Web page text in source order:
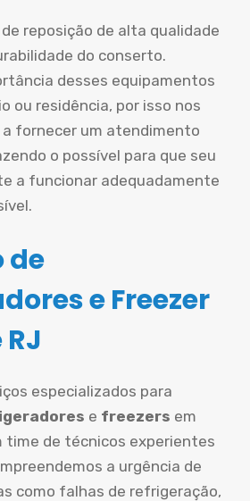
reposição de alta qualidade
do conserto.
desses equipamentos
ou residência, por isso nos
fornecer um atendimento
o possível para que seu
a funcionar adequadamente
de
e Freezer
especializados para
e freezers em
time de técnicos experientes
a urgência de
como falhas de refrigeração,